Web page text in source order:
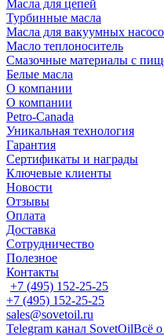
Масла для цепей
Турбинные масла
Масла для вакуумных
Масло теплоноситель
Смазочные материалы с
Белые масла
О компании
О компании
Petro-Сanada
Уникальная технология
Гарантия
Сертификаты и награды
Ключевые клиенты
Новости
Отзывы
Оплата
Доставка
Сотрудничество
Полезное
Контакты
+7 (495) 152-25-25
+7 (495) 152-25-25
sales@sovetoil.ru
Telegram канал SovetOilВсё о